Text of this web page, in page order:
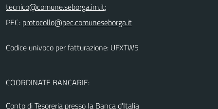
;
PEC:
Codice univoco per fatturazione: UFXTW5
COORDINATE BANCARIE:
Conto di Tesoreria presso la Banca d'Italia